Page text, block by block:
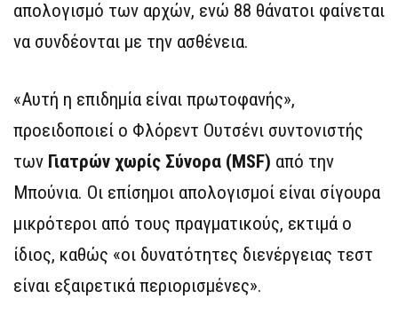
απολογισμό των αρχών, ενώ 88 θάνατοι φαίνεται
να συνδέονται με την ασθένεια.
«Αυτή η επιδημία είναι πρωτοφανής»,
προειδοποιεί ο Φλόρεντ Ουτσένι συντονιστής
των Γιατρών χωρίς Σύνορα (MSF) από την
Μπούνια. Οι επίσημοι απολογισμοί είναι σίγουρα
μικρότεροι από τους πραγματικούς, εκτιμά ο
ίδιος, καθώς «οι δυνατότητες διενέργειας τεστ
είναι εξαιρετικά περιορισμένες».